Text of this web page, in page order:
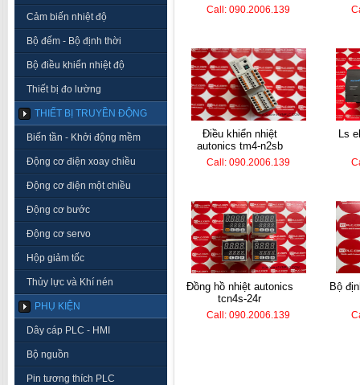
Cảm biến nhiệt độ
Bộ đếm - Bộ định thời
Bộ điều khiển nhiệt độ
Thiết bị đo lường
THIẾT BỊ TRUYỀN ĐỘNG
Biến tần - Khởi động mềm
Động cơ điện xoay chiều
Động cơ điện một chiều
Động cơ bước
Động cơ servo
Hộp giảm tốc
Thủy lực và Khí nén
PHỤ KIỆN
Dây cáp PLC - HMI
Bộ nguồn
Pin tương thích PLC
Call: 090.2006.139
điều khiển nhiệt
autonics tm4-n2sb
Call: 090.2006.139
ls electric plc k7m-
đồng hồ nhiệt autonics
tcn4s-24r
Call: 090.2006.139
bộ định thời koino ktm-